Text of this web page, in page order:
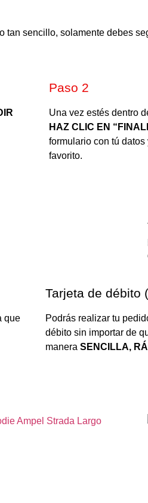
tan sencillo, solamente debes
Paso 2
Una vez estés dentro
HAZ CLIC EN
formulario con tú
favorito.
que
Tarjeta de débito
Podrás realizar tu
débito sin importar de
manera SENCILLA,